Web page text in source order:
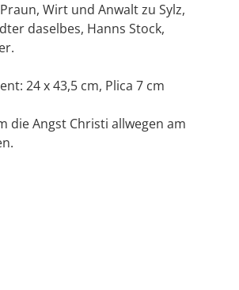
Wirt und Anwalt zu Sylz,
daselbes, Hanns Stock,
24 x 43,5 cm, Plica 7 cm
die Angst Christi allwegen am